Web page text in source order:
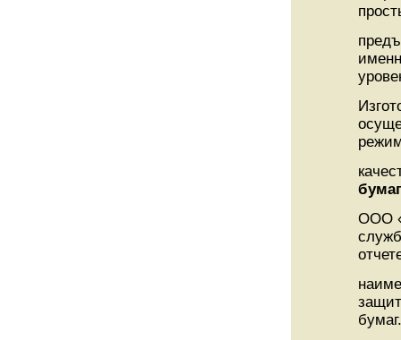
бумаг
ООО